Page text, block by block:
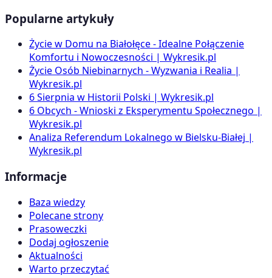
Popularne artykuły
Życie w Domu na Białołęce - Idealne Połączenie
Komfortu i Nowoczesności | Wykresik.pl
Życie Osób Niebinarnych - Wyzwania i Realia |
Wykresik.pl
6 Sierpnia w Historii Polski | Wykresik.pl
6 Obcych - Wnioski z Eksperymentu Społecznego |
Wykresik.pl
Analiza Referendum Lokalnego w Bielsku-Białej |
Wykresik.pl
Informacje
Baza wiedzy
Polecane strony
Prasoweczki
Dodaj ogłoszenie
Aktualności
Warto przeczytać